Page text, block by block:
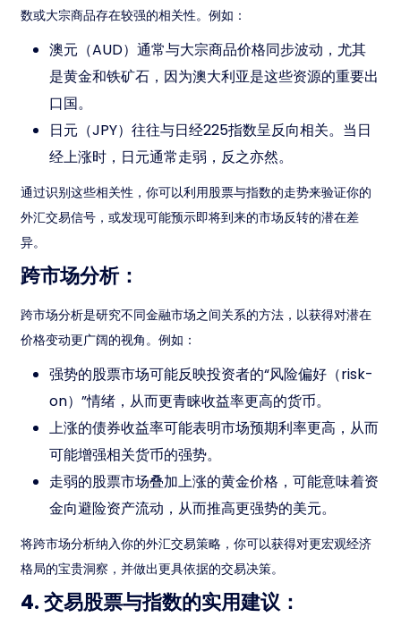
数或大宗商品存在较强的相关性。例如：
澳元（AUD）通常与大宗商品价格同步波动，尤其
是黄金和铁矿石，因为澳大利亚是这些资源的重要出
口国。
日元（JPY）往往与日经225指数呈反向相关。当日
经上涨时，日元通常走弱，反之亦然。
通过识别这些相关性，你可以利用股票与指数的走势来验证你的
外汇交易信号，或发现可能预示即将到来的市场反转的潜在差
异。
跨市场分析：
跨市场分析是研究不同金融市场之间关系的方法，以获得对潜在
价格变动更广阔的视角。例如：
强势的股票市场可能反映投资者的“风险偏好（risk-
on）”情绪，从而更青睐收益率更高的货币。
上涨的债券收益率可能表明市场预期利率更高，从而
可能增强相关货币的强势。
走弱的股票市场叠加上涨的黄金价格，可能意味着资
金向避险资产流动，从而推高更强势的美元。
将跨市场分析纳入你的外汇交易策略，你可以获得对更宏观经济
格局的宝贵洞察，并做出更具依据的交易决策。
4. 交易股票与指数的实用建议：